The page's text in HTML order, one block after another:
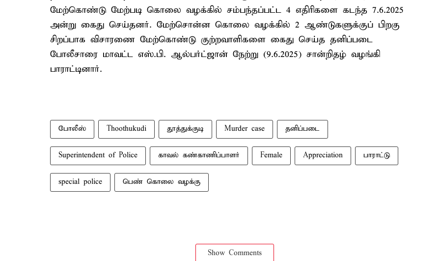
மேற்கொண்டு மேற்படி கொலை வழக்கில் சம்பந்தப்பட்ட 4 எதிரிகளை கடந்த 7.6.2025
அன்று கைது செய்தனர். மேற்சொன்ன கொலை வழக்கில் 2 ஆண்டுகளுக்குப் பிறகு
சிறப்பாக விசாரணை மேற்கொண்டு குற்றவாளிகளை கைது செய்த தனிப்படை
போலீசாரை மாவட்ட எஸ்.பி. ஆல்பர்ட்ஜான் நேற்று (9.6.2025) சான்றிதழ் வழங்கி
பாராட்டினார்.
போலீஸ் Thoothukudi தூத்துக்குடி Murder case தனிப்படை
Superintendent of Police காவல் கண்காணிப்பாளர் Female Appreciation பாராட்டு
special police பெண் கொலை வழக்கு
Show Comments